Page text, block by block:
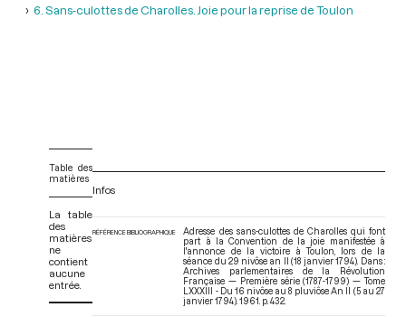
6. Sans-culottes de Charolles. Joie pour la reprise de Toulon
Table des
matières
La table
des
matières
ne
contient
aucune
entrée.
Infos
RÉFÉRENCE BIBLIOGRAPHIQUE
Adresse des sans-culottes de Charolles qui font
part à la Convention de la joie manifestée à
l'annonce de la victoire à Toulon, lors de la
séance du 29 nivôse an II (18 janvier 1794). Dans :
Archives parlementaires de la Révolution
Française — Première série (1787-1799) — Tome
LXXXIII - Du 16 nivôse au 8 pluviôse An II (5 au 27
janvier 1794) . 1961. p. 432.